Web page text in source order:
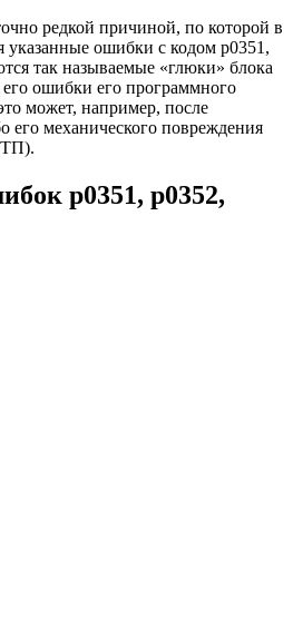
редкой причиной, по которой в
ошибки с кодом р0351,
так называемые «глюки» блока
ошибки его программного
может, например, после
его механического повреждения
p0351, p0352,